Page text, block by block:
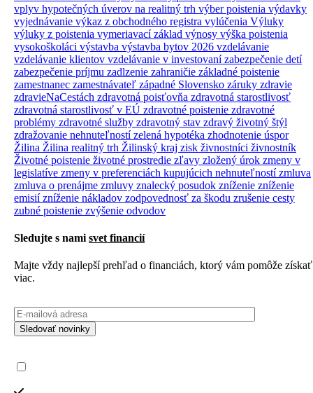
vplyv hypotečných úverov na realitný trh výber poistenia výdavky
vyjednávanie výkaz z obchodného registra vylúčenia Výluky
výluky z poistenia vymeriavací základ výnosy výška poistenia
vysokoškoláci výstavba výstavba bytov 2026 vzdelávanie
vzdelávanie klientov vzdelávanie v investovanízabezpečenie detí
zabezpečenie príjmu zadlzenie zahraničie základné poistenie
zamestnanec zamestnávateľ západné Slovensko záruky zdravie
zdravieNaCestách zdravotná poisťovňa zdravotná starostlivosť
zdravotná starostlivosť v EÚ zdravotné poistenie zdravotné
problémy zdravotné služby zdravotný stav zdravý životný štýl
zdražovanie nehnuteľnostízelená hypotéka zhodnotenie úspor
Žilina Žilina realitný trh Žilinský kraj zisk živnostníci živnostník
Životné poistenie životné prostredie zľavy zložený úrok zmeny v
legislatíve zmeny v preferenciách kupujúcich nehnuteľnostízmluva
zmluva o prenájme zmluvy znalecký posudok zníženie zníženie
emisiízníženie nákladov zodpovednosť za škodu zrušenie cesty
zubné poistenie zvýšenie odvodov
Sledujte s nami svet financií
Majte vždy najlepší prehľad o financiách, ktorý vám pomôže získať
viac.
Sledovať novinky